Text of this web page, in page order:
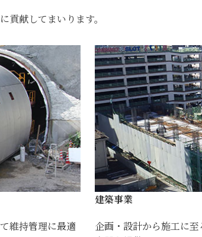
献してまいります。
維持管理に最適
建築事業
企画・設計から施工に